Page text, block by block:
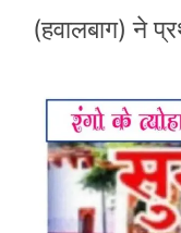
(हवालबाग) ने